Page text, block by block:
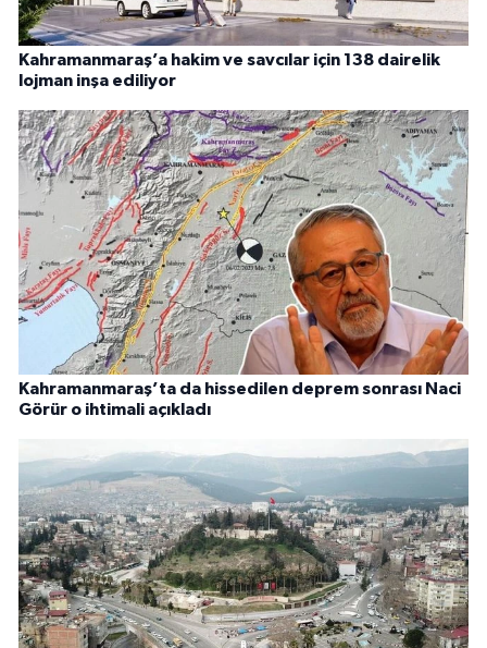
Kahramanmaraş’a hakim ve savcılar için 138 dairelik
lojman inşa ediliyor
Kahramanmaraş’ta da hissedilen deprem sonrası Naci
Görür o ihtimali açıkladı